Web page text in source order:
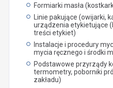
Formiarki masła
Linie pakujące (owijarki,
urządzenia etykietujące
treści etykiet)
Instalacje i procedury
mycia ręcznego i środki
Podstawowe przyrządy
termometry, poborniki
zakładu)